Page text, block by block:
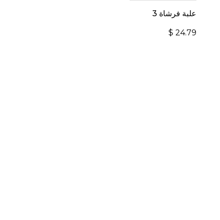
علبة فرشاة 3
$ 24.79